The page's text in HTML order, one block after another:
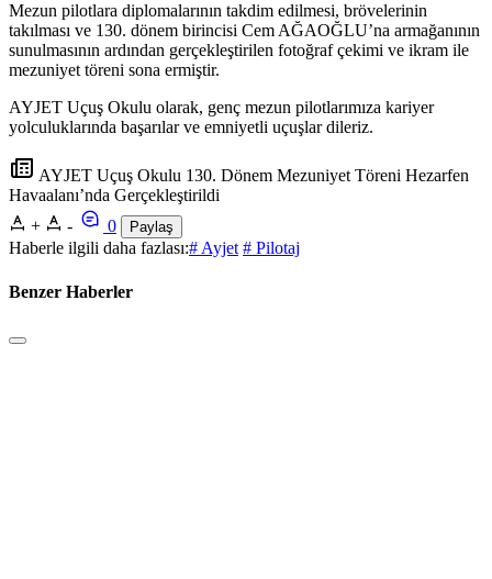
Mezun pilotlara diplomalarının takdim edilmesi, brövelerinin
takılması ve 130. dönem birincisi Cem AĞAOĞLU’na armağanının
sunulmasının ardından gerçekleştirilen fotoğraf çekimi ve ikram ile
mezuniyet töreni sona ermiştir.
AYJET Uçuş Okulu olarak, genç mezun pilotlarımıza kariyer
yolculuklarında başarılar ve emniyetli uçuşlar dileriz.
AYJET Uçuş Okulu 130. Dönem Mezuniyet Töreni Hezarfen
Havaalanı’nda Gerçekleştirildi
+
- 0 Paylaş
Haberle ilgili daha fazlası:# Ayjet # Pilotaj
Benzer Haberler